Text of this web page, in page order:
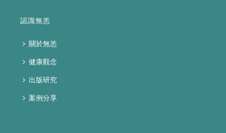
認識無恙
關於無恙
健康觀念
出版研究
案例分享